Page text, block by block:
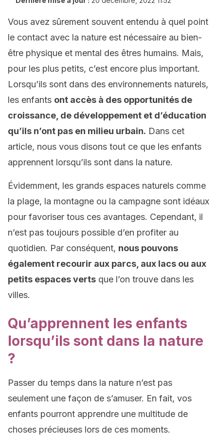
Vous avez sûrement souvent entendu à quel point
le contact avec la nature est nécessaire au bien-
être physique et mental des êtres humains. Mais,
pour les plus petits, c’est encore plus important.
Lorsqu’ils sont dans des environnements naturels,
les enfants ont accès à des opportunités de
croissance, de développement et d’éducation
qu’ils n’ont pas en milieu urbain. Dans cet
article, nous vous disons tout ce que les enfants
apprennent lorsqu’ils sont dans la nature.
Évidemment, les grands espaces naturels comme
la plage, la montagne ou la campagne sont idéaux
pour favoriser tous ces avantages. Cependant, il
n’est pas toujours possible d’en profiter au
quotidien. Par conséquent, nous pouvons
également recourir aux parcs, aux lacs ou aux
petits espaces verts que l’on trouve dans les
villes.
Qu’apprennent les enfants
lorsqu’ils sont dans la nature
?
Passer du temps dans la nature n’est pas
seulement une façon de s’amuser. En fait, vos
enfants pourront apprendre une multitude de
choses précieuses lors de ces moments.